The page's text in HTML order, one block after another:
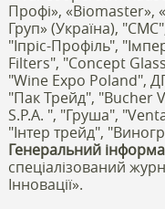
Профі», «Вiomaster»,
Груп» (Україна),
"Іпріс-Профіль",
Filters", "Concept
"Wine Expo Poland",
"Пак Трейд", "Bucher
S.P.A. ", "Груша",
"Інтер трейд",
Генеральний
спеціалізований
Інновації».